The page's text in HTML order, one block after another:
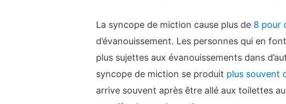
La syncope de miction cause plus de 8 pour
d’évanouissement. Les personnes qui en
plus sujettes aux évanouissements dans
syncope de miction se produit plus souvent
arrive souvent après être allé aux toilettes